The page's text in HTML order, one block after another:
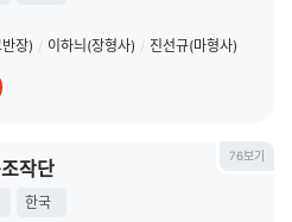
장) / 이하늬(장형사) / 진선규(마형사)
76보기
작단
한국